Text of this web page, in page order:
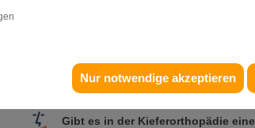
Nur notwendige akzeptieren
Wie läuft eine
Gibt es in der Kieferorthopädie